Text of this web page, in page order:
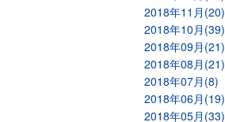
2018年11月(20)
2018年10月(39)
2018年09月(21)
2018年08月(21)
2018年07月(8)
2018年06月(19)
2018年05月(33)